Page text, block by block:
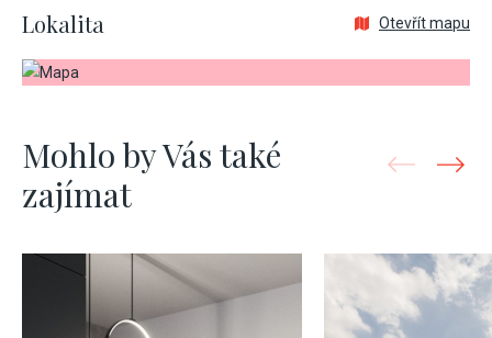
Lokalita Otevřít mapu
Mohlo by Vás také
zajímat